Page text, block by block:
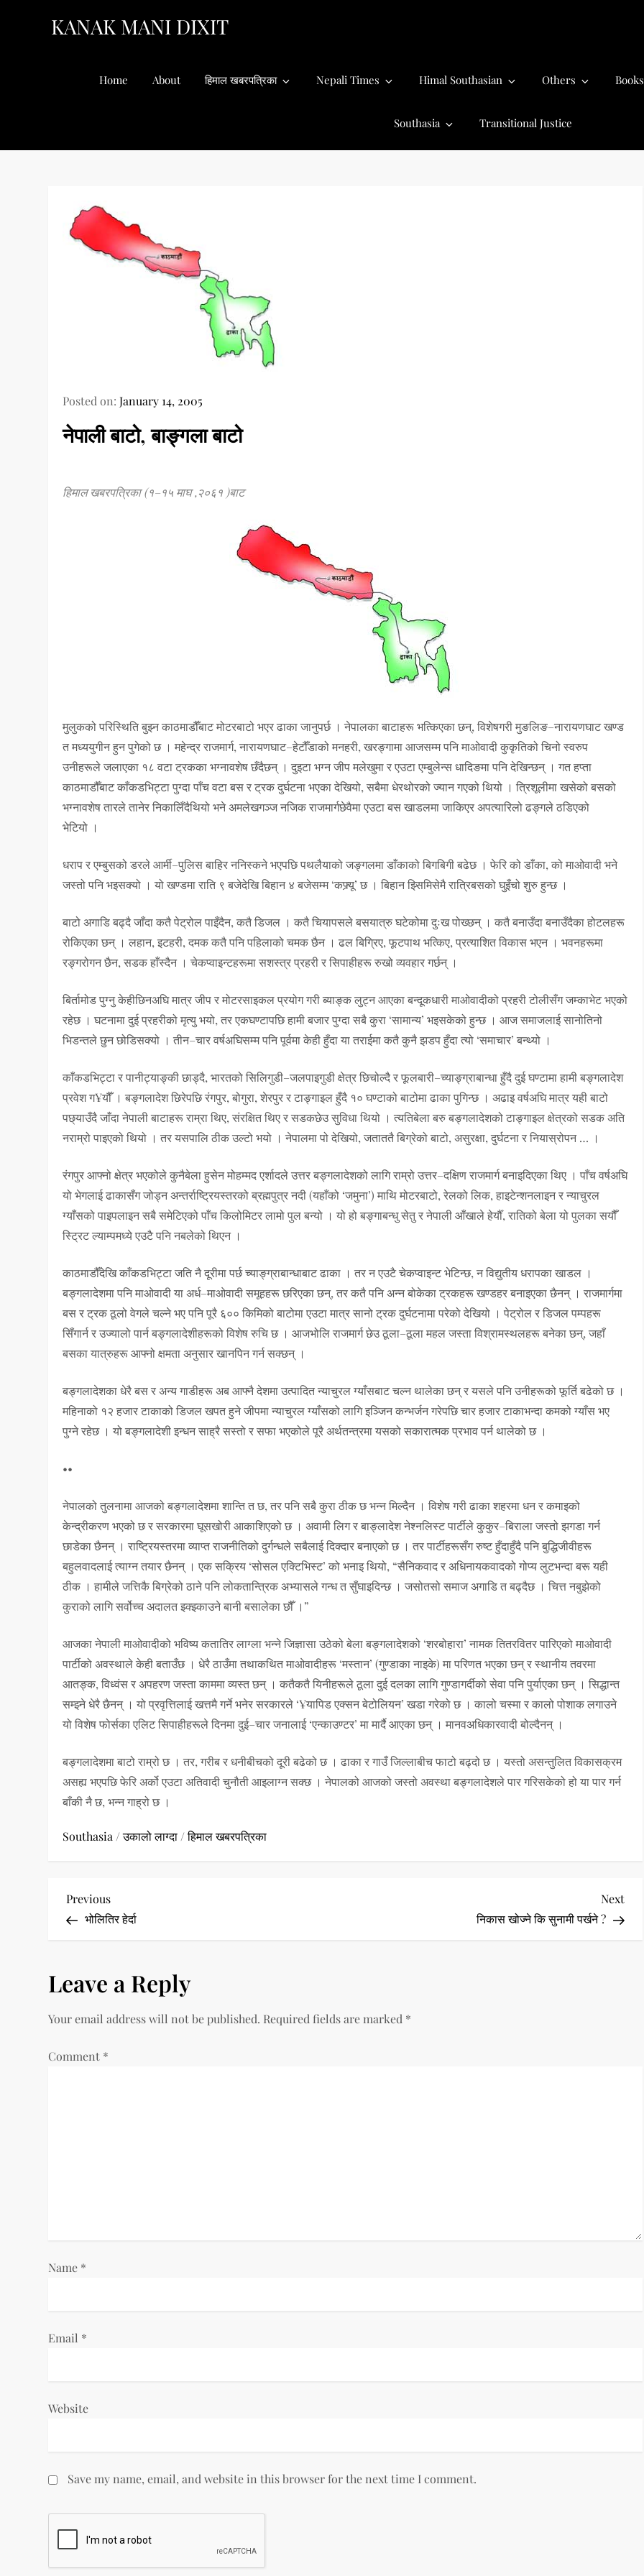
KANAK MANI DIXIT
Home About हिमाल खबरपत्रिका Nepali Times Himal Southasian Others Books
Southasia Transitional Justice
Posted on:January 14, 2005
नेपाली बाटो, बाङ्गला बाटो
हिमाल खबरपत्रिका (१–१५ माघ ,२०६१ )बाट
मुलुकको परिस्थिति बुझ्न काठमाडौँबाट मोटरबाटो भएर ढाका जानुपर्छ । नेपालका बाटाहरू भत्किएका छन्, विशेषगरी मुङलिङ–नारायणघाट खण्ड
त मध्ययुगीन हुन पुगेको छ । महेन्द्र राजमार्ग, नारायणघाट–हेटौँडाको मनहरी, खरङ्गामा आजसम्म पनि माओवादी कुकृतिको चिनो स्वरुप
उनीहरूले जलाएका १८ वटा ट्रकका भग्नावशेष छँदैछन् । दुइटा भग्न जीप मलेखुमा र एउटा एम्बुलेन्स धादिङमा पनि देखिन्छन् । गत हप्ता
काठमाडौँबाट काँकडभिट्टा पुग्दा पाँच वटा बस र ट्रक दुर्घटना भएका देखियो, सबैमा धेरथोरको ज्यान गएको थियो । त्रिशूलीमा खसेको बसको
भग्नावशेष तारले तानेर निकालिँदैथियो भने अमलेखगञ्ज नजिक राजमार्गछेवैमा एउटा बस खाडलमा जाकिएर अपत्यारिलो ढङ्गले ठडिएको
भेटियो ।
धराप र एम्बुसको डरले आर्मी–पुलिस बाहिर ननिस्कने भएपछि पथलैयाको जङ्गलमा डाँकाको बिगबिगी बढेछ । फेरि को डाँका, को माओवादी भने
जस्तो पनि भइसक्यो । यो खण्डमा राति ९ बजेदेखि बिहान ४ बजेसम्म ‘कफ्र्यू’ छ । बिहान झ्सिमिसेमै रात्रिबसको घुइँचो शुरु हुन्छ ।
बाटो अगाडि बढ्दै जाँदा कतै पेट्रोल पाइँदैन, कतै डिजल । कतै चियापसले बसयात्रु घटेकोमा दुःख पोख्छन् । कतै बनाउँदा बनाउँदैका होटलहरू
रोकिएका छन् । लहान, इटहरी, दमक कतै पनि पहिलाको चमक छैन । ढल बिग्रिए, फूटपाथ भत्किए, प्रत्याशित विकास भएन । भवनहरूमा
रङ्गरोगन छैन, सडक हाँस्दैन । चेकप्वाइन्टहरूमा सशस्त्र प्रहरी र सिपाहीहरू रुखो व्यवहार गर्छन् ।
बिर्तामोड पुग्नु केहीछिनअघि मात्र जीप र मोटरसाइकल प्रयोग गरी ब्याङ्क लुट्न आएका बन्दूकधारी माओवादीको प्रहरी टोलीसँग जम्काभेट भएको
रहेछ । घटनामा दुई प्रहरीको मृत्यु भयो, तर एकघण्टापछि हामी बजार पुग्दा सबै कुरा ‘सामान्य’ भइसकेको हुन्छ । आज समाजलाई सानोतिनो
भिडन्तले छुन छोडिसक्यो । तीन–चार वर्षअघिसम्म पनि पूर्वमा केही हुँदा या तराईमा कतै कुनै झडप हुँदा त्यो ‘समाचार’ बन्थ्यो ।
काँकडभिट्टा र पानीट्याङ्की छाड्दै, भारतको सिलिगुडी–जलपाइगुडी क्षेत्र छिचोल्दै र फूलबारी–च्याङ्ग्राबान्धा हुँदै दुई घण्टामा हामी बङ्गलादेश
प्रवेश ग¥यौँ । बङ्गलादेश छिरेपछि रंगपुर, बोगुरा, शेरपुर र टाङ्गाइल हुँदै १० घण्टाको बाटोमा ढाका पुगिन्छ । अढाइ वर्षअघि मात्र यही बाटो
पछ्याउँदै जाँदा नेपाली बाटाहरू राम्रा थिए, संरक्षित थिए र सडकछेउ सुविधा थियो । त्यतिबेला बरु बङ्गलादेशको टाङ्गाइल क्षेत्रको सडक अति
नराम्रो पाइएको थियो । तर यसपालि ठीक उल्टो भयो । नेपालमा पो देखियो, जताततै बिग्रेको बाटो, असुरक्षा, दुर्घटना र नियास्रोपन … ।
रंगपुर आफ्नो क्षेत्र भएकोले कुनैबेला हुसेन मोहम्मद एर्शादले उत्तर बङ्गलादेशको लागि राम्रो उत्तर–दक्षिण राजमार्ग बनाइदिएका थिए । पाँच वर्षअघि
यो भेगलाई ढाकासँग जोड्न अन्तर्राष्ट्रियस्तरको ब्रह्मपुत्र नदी (यहाँको ‘जमुना’) माथि मोटरबाटो, रेलको लिक, हाइटेन्शनलाइन र न्याचुरल
ग्याँसको पाइपलाइन सबै समेटिएको पाँच किलोमिटर लामो पुल बन्यो । यो हो बङ्गाबन्धु सेतु र नेपाली आँखाले हेर्यौँ, रातिको बेला यो पुलका सयौँ
स्ट्रिट ल्याम्पमध्ये एउटै पनि नबलेको थिएन ।
काठमाडौँदेखि काँकडभिट्टा जति नै दूरीमा पर्छ च्याङ्ग्राबान्धाबाट ढाका । तर न एउटै चेकप्वाइन्ट भेटिन्छ, न विद्युतीय धरापका खाडल ।
बङ्गलादेशमा पनि माओवादी या अर्ध–माओवादी समूहहरू छरिएका छन्, तर कतै पनि अन्न बोकेका ट्रकहरू खण्डहर बनाइएका छैनन् । राजमार्गमा
बस र ट्रक ठूलो वेगले चल्ने भए पनि पूरै ६०० किमिको बाटोमा एउटा मात्र सानो ट्रक दुर्घटनामा परेको देखियो । पेट्रोल र डिजल पम्पहरू
सिँगार्न र उज्यालो पार्न बङ्गलादेशीहरूको विशेष रुचि छ । आजभोलि राजमार्ग छेउ ठूला–ठूला महल जस्ता विश्रामस्थलहरू बनेका छन्, जहाँ
बसका यात्रुहरू आफ्नो क्षमता अनुसार खानपिन गर्न सक्छन् ।
बङ्गलादेशका धेरै बस र अन्य गाडीहरू अब आफ्नै देशमा उत्पादित न्याचुरल ग्याँसबाट चल्न थालेका छन् र यसले पनि उनीहरूको फूर्ति बढेको छ ।
महिनाको १२ हजार टाकाको डिजल खपत हुने जीपमा न्याचुरल ग्याँसको लागि इञ्जिन कन्भर्जन गरेपछि चार हजार टाकाभन्दा कमको ग्याँस भए
पुग्ने रहेछ । यो बङ्गलादेशी इन्धन साह्रै सस्तो र सफा भएकोले पूरै अर्थतन्त्रमा यसको सकारात्मक प्रभाव पर्न थालेको छ ।
••
नेपालको तुलनामा आजको बङ्गलादेशमा शान्ति त छ, तर पनि सबै कुरा ठीक छ भन्न मिल्दैन । विशेष गरी ढाका शहरमा धन र कमाइको
केन्द्रीकरण भएको छ र सरकारमा घूसखोरी आकाशिएको छ । अवामी लिग र बाङ्लादेश नेश्नलिस्ट पार्टीले कुकुर–बिराला जस्तो झगडा गर्न
छाडेका छैनन् । राष्ट्रियस्तरमा व्याप्त राजनीतिको दुर्गन्धले सबैलाई दिक्दार बनाएको छ । तर पार्टीहरूसँग रुष्ट हुँदाहुँदै पनि बुद्धिजीवीहरू
बहुलवादलाई त्याग्न तयार छैनन् । एक सक्रिय ‘सोसल एक्टिभिस्ट’ को भनाइ थियो, “सैनिकवाद र अधिनायकवादको गोप्य लुटभन्दा बरू यही
ठीक । हामीले जत्तिकै बिग्रेको ठाने पनि लोकतान्त्रिक अभ्यासले गन्ध त सुँघाइदिन्छ । जसोतसो समाज अगाडि त बढ्दैछ । चित्त नबुझेको
कुराको लागि सर्वोच्च अदालत झ्क्झ्काउने बानी बसालेका छौँ ।”
आजका नेपाली माओवादीको भविष्य कतातिर लाग्ला भन्ने जिज्ञासा उठेको बेला बङ्गलादेशको ‘शरबोहारा’ नामक तितरवितर पारिएको माओवादी
पार्टीको अवस्थाले केही बताउँछ । धेरै ठाउँमा तथाकथित माओवादीहरू ‘मस्तान’ (गुण्डाका नाइके) मा परिणत भएका छन् र स्थानीय तवरमा
आतङ्क, विध्वंस र अपहरण जस्ता काममा व्यस्त छन् । कतैकतै यिनीहरूले ठूला दुई दलका लागि गुण्डागर्दीको सेवा पनि पुर्याएका छन् । सिद्धान्त
सम्झ्ने धेरै छैनन् । यो प्रवृत्तिलाई खत्तमै गर्ने भनेर सरकारले ‘¥यापिड एक्सन बेटोलियन’ खडा गरेको छ । कालो चस्मा र कालो पोशाक लगाउने
यो विशेष फोर्सका एलिट सिपाहीहरूले दिनमा दुई–चार जनालाई ‘एन्काउण्टर’ मा मार्दै आएका छन् । मानवअधिकारवादी बोल्दैनन् ।
बङ्गलादेशमा बाटो राम्रो छ । तर, गरीब र धनीबीचको दूरी बढेको छ । ढाका र गाउँ जिल्लाबीच फाटो बढ्दो छ । यस्तो असन्तुलित विकासक्रम
असह्य भएपछि फेरि अर्को एउटा अतिवादी चुनौती आइलाग्न सक्छ । नेपालको आजको जस्तो अवस्था बङ्गलादेशले पार गरिसकेको हो या पार गर्न
बाँकी नै छ, भन्न गाह्रो छ ।
Southasia /उकालो लाग्दा /हिमाल खबरपत्रिका
P
o
t
n
a
o
Previous
Post
Previous
भोलितिर हेर्दा
Next
Post
Next
निकास खोज्ने कि सुनामी पर्खने ?
Leave a Reply
Your email address will not be published. Required fields are marked *
Comment *
Name *
Email *
Website
Save my name, email, and website in this browser for the next time I comment.